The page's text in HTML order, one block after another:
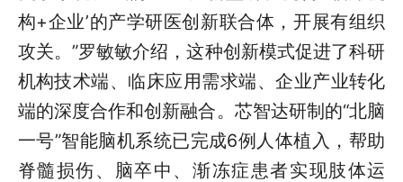
构+企业’的产学研医创新联合体，开展有组织
攻关。”罗敏敏介绍，这种创新模式促进了科研
机构技术端、临床应用需求端、企业产业转化
端的深度合作和创新融合。芯智达研制的“北脑
一号”智能脑机系统已完成6例人体植入，帮助
脊髓损伤、脑卒中、渐冻症患者实现肢体运